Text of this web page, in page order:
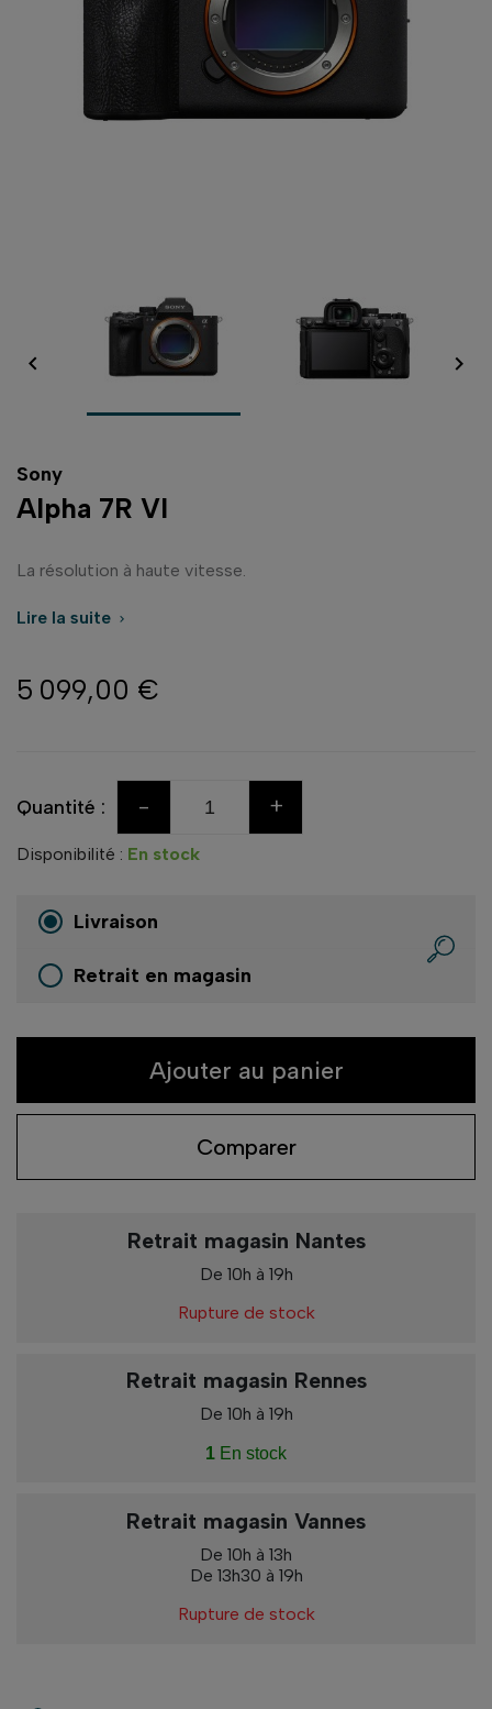
 
Sony
Alpha 7R VI
La résolution à haute vitesse.
Lire la suite 
5 099,00 €
Quantité : - +
Disponibilité : En stock
Livraison
Retrait en magasin
Ajouter au panier
Comparer
Retrait magasin Nantes
De 10h à 19h
Rupture de stock
Retrait magasin Rennes
De 10h à 19h
1 En stock
Retrait magasin Vannes
De 10h à 13h
De 13h30 à 19h
Rupture de stock